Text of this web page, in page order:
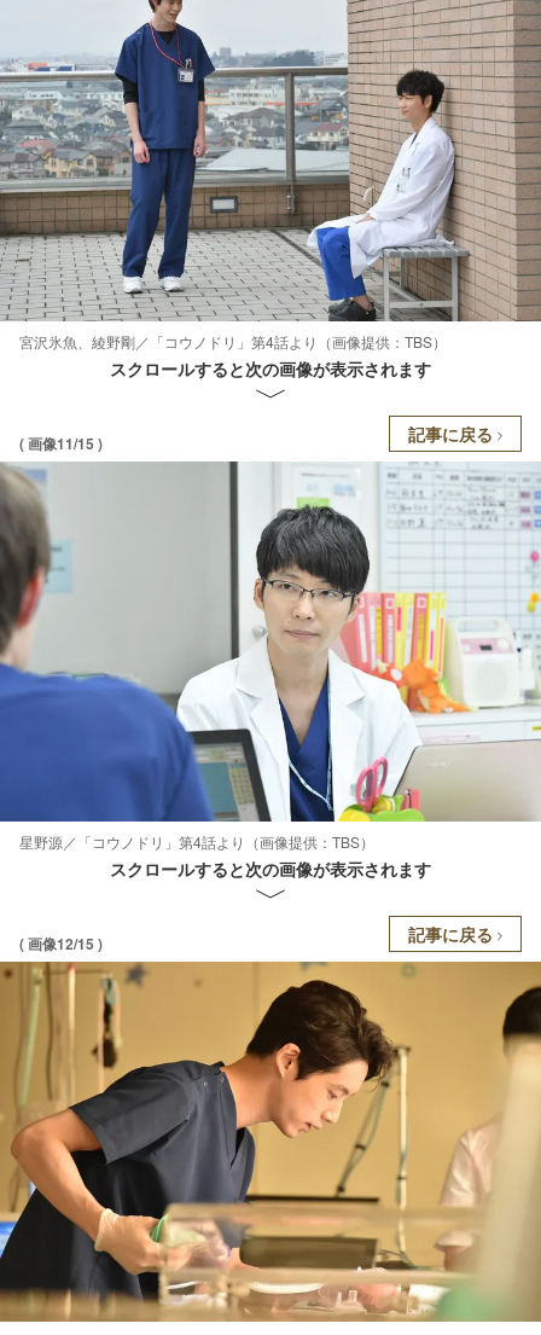
宮沢氷魚、綾野剛／「コウノドリ」第4話より（画像提供：TBS）
スクロールすると次の画像が表示されます
( 画像11/15 ) 記事に戻る
星野源／「コウノドリ」第4話より（画像提供：TBS）
スクロールすると次の画像が表示されます
( 画像12/15 ) 記事に戻る